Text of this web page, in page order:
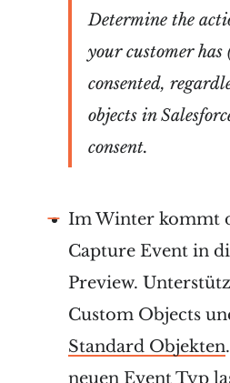
Determine the
your customer has
consented,
objects in
consent.
Im Winter kommt
Capture Event in
Preview.
Custom Objects
Standard Objekten
neuen Event Typ